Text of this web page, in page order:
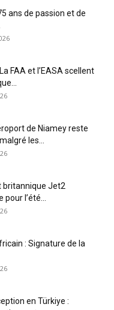
ans de passion et de
FAA et l’EASA scellent
de Niamey reste
les...
britannique Jet2
l’été...
: Signature de la
en Türkiye :